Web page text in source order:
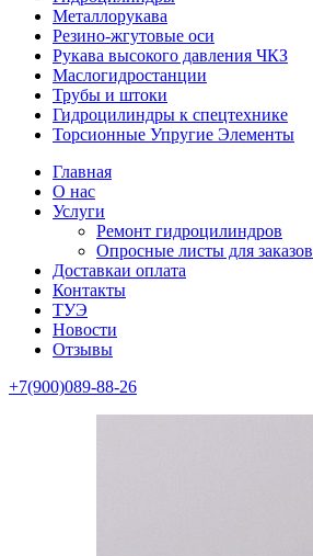
Металлорукава
Резино-жгутовые оси
Рукава высокого давления ЧКЗ
Маслогидростанции
Трубы и штоки
Гидроцилиндры к спецтехнике
Торсионные Упругие Элементы
Главная
О нас
Услуги
Ремонт гидроцилиндров
Опросные листы для заказов
Доставкаи оплата
Контакты
ТУЭ
Новости
Отзывы
+7(900)089-88-26